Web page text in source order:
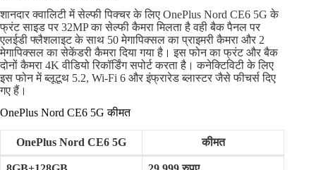
शानदार क्वालिटी में सेल्फी पिक्चर के लिए OnePlus Nord CE6 5G के
फ्रंट साइड पर 32MP का सेल्फी कैमरा मिलता है वही बैक पैनल पर
एलईडी फ्लैशलाइट के साथ 50 मेगापिक्सल का प्राइमरी कैमरा और 2
मेगापिक्सल का सेकेंडरी कैमरा दिया गया है। इस फोन का फ्रंट और बैक
दोनों कैमरा 4K वीडियो रिकॉर्डिंग सपोर्ट करता है। कनेक्टिविटी के लिए
इस फोन में ब्लूटूथ 5.2, Wi-Fi 6 और इंफ्रारेड ब्लास्टर जैसे फीचर्स दिए
गए हैं।
OnePlus Nord CE6 5G कीमत
OnePlus Nord CE6 5G कीमत